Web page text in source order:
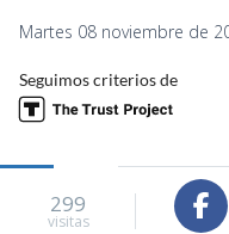
Martes 08 noviembre de
Seguimos criterios de
299
visitas